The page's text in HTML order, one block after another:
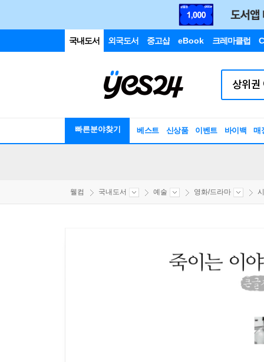
국내도서 외국도서 중고샵 eBook 크레마클럽
빠른분야찾기 베스트 신상품 이벤트 바이백 매
웰컴 국내도서 예술 영화/드라마